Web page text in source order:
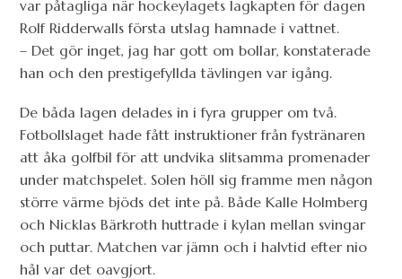
var påtagliga när hockeylagets lagkapten för dagen
Rolf Ridderwalls första utslag hamnade i vattnet.
– Det gör inget, jag har gott om bollar, konstaterade
han och den prestigefyllda tävlingen var igång.
De båda lagen delades in i fyra grupper om två.
Fotbollslaget hade fått instruktioner från fystränaren
att åka golfbil för att undvika slitsamma promenader
under matchspelet. Solen höll sig framme men någon
större värme bjöds det inte på. Både Kalle Holmberg
och Nicklas Bärkroth huttrade i kylan mellan svingar
och puttar. Matchen var jämn och i halvtid efter nio
hål var det oavgjort.